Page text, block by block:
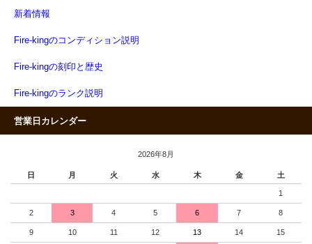
新着情報
Fire-kingのコンディション説明
Fire-kingの刻印と歴史
Fire-kingのランク説明
営業日カレンダー
2026年8月
日 月 火 水 木 金 土
1
2 3 4 5 6 7 8
9 10 11 12 13 14 15